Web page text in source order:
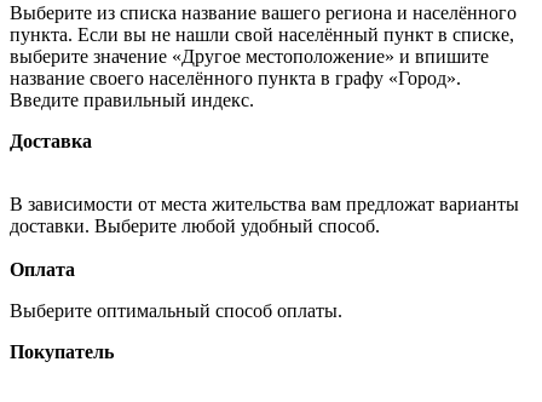
Выберите из списка название вашего региона и населённого
пункта. Если вы не нашли свой населённый пункт в списке,
выберите значение «Другое местоположение» и впишите
название своего населённого пункта в графу «Город».
Введите правильный индекс.
Доставка
В зависимости от места жительства вам предложат варианты
доставки. Выберите любой удобный способ.
Оплата
Выберите оптимальный способ оплаты.
Покупатель